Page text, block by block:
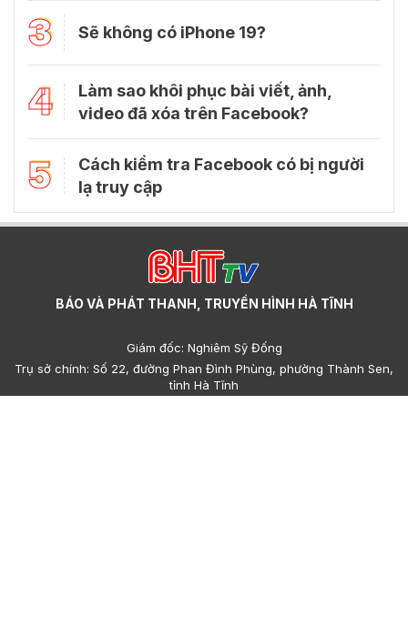
3 Sẽ không có iPhone 19?
4
Làm sao khôi phục bài viết, ảnh,
video đã xóa trên Facebook?
5
Cách kiểm tra Facebook có bị người
lạ truy cập
BÁO VÀ PHÁT THANH, TRUYỀN HÌNH HÀ TĨNH
Giám đốc: Nghiêm Sỹ Đống
Trụ sở chính: Số 22, đường Phan Đình Phùng, phường Thành Sen,
tỉnh Hà Tĩnh